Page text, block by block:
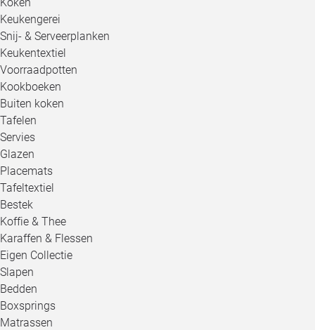
Keukengerei
Snij- & Serveerplanken
Keukentextiel
Voorraadpotten
Kookboeken
Buiten koken
Tafelen
Servies
Glazen
Placemats
Tafeltextiel
Bestek
Koffie & Thee
Karaffen & Flessen
Eigen Collectie
Slapen
Bedden
Boxsprings
Matrassen